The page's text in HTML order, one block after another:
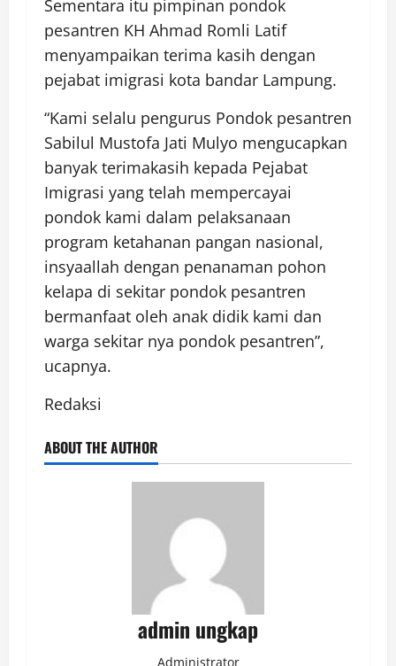
Sementara itu pimpinan pondok
pesantren KH Ahmad Romli Latif
menyampaikan terima kasih dengan
pejabat imigrasi kota bandar Lampung.
“Kami selalu pengurus Pondok pesantren
Sabilul Mustofa Jati Mulyo mengucapkan
banyak terimakasih kepada Pejabat
Imigrasi yang telah mempercayai
pondok kami dalam pelaksanaan
program ketahanan pangan nasional,
insyaallah dengan penanaman pohon
kelapa di sekitar pondok pesantren
bermanfaat oleh anak didik kami dan
warga sekitar nya pondok pesantren”,
ucapnya.
Redaksi
ABOUT THE AUTHOR
admin ungkap
Administrator